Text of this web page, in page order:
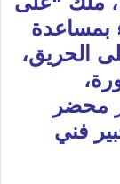
بمساعدة
الحريق،
محضر
فني